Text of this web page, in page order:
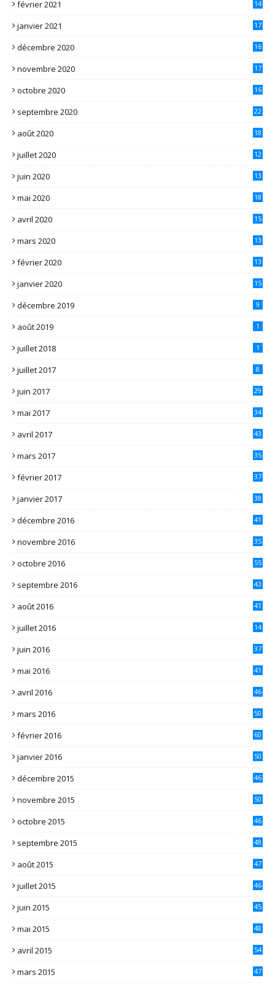
février 2021 14
janvier 2021 17
décembre 2020 16
novembre 2020 17
octobre 2020 16
septembre 2020 22
août 2020 18
juillet 2020 12
juin 2020 13
mai 2020 18
avril 2020 15
mars 2020 13
février 2020 13
janvier 2020 15
décembre 2019 9
août 2019 1
juillet 2018 1
juillet 2017 8
juin 2017 29
mai 2017 34
avril 2017 43
mars 2017 35
février 2017 37
janvier 2017 38
décembre 2016 41
novembre 2016 35
octobre 2016 55
septembre 2016 43
août 2016 41
juillet 2016 14
juin 2016 37
mai 2016 41
avril 2016 46
mars 2016 50
février 2016 60
janvier 2016 50
décembre 2015 46
novembre 2015 50
octobre 2015 46
septembre 2015 48
août 2015 47
juillet 2015 46
juin 2015 45
mai 2015 48
avril 2015 54
mars 2015 47